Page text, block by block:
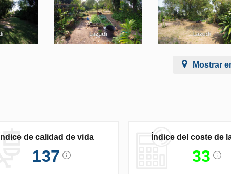
Mostrar
Índice de calidad de vida
137
Índice del coste de
33